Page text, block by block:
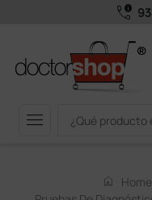
call_quality
menu
home Home